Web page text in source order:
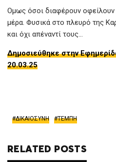
Ομως όσοι διαφέρουν οφείλουν
μέρα. Φυσικά στο πλευρό της
και όχι απέναντί τους…
Δημοσιεύθηκε στην
20.03.25
ΔΙΚΑΙΟΣΥΝΗ ΤΕΜΠΗ
RELATED POSTS